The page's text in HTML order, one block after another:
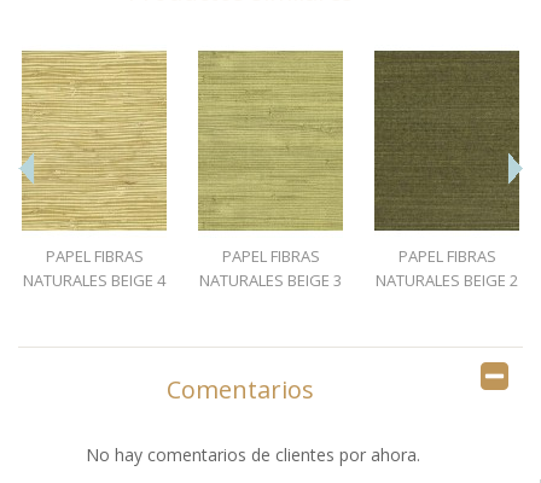
PAPEL FIBRAS
NATURALES BEIGE 4
PAPEL FIBRAS
NATURALES BEIGE 3
PAPEL FIBRAS
NATURALES BEIGE 2
Comentarios
No hay comentarios de clientes por ahora.